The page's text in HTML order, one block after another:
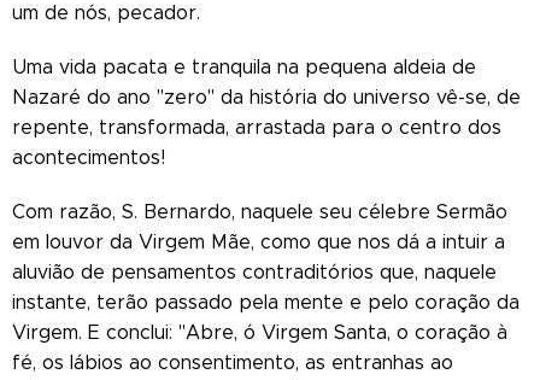
um de nós, pecador.
Uma vida pacata e tranquila na pequena aldeia de
Nazaré do ano "zero" da história do universo vê-se, de
repente, transformada, arrastada para o centro dos
acontecimentos!
Com razão, S. Bernardo, naquele seu célebre Sermão
em louvor da Virgem Mãe, como que nos dá a intuir a
aluvião de pensamentos contraditórios que, naquele
instante, terão passado pela mente e pelo coração da
Virgem. E conclui: "Abre, ó Virgem Santa, o coração à
fé, os lábios ao consentimento, as entranhas ao